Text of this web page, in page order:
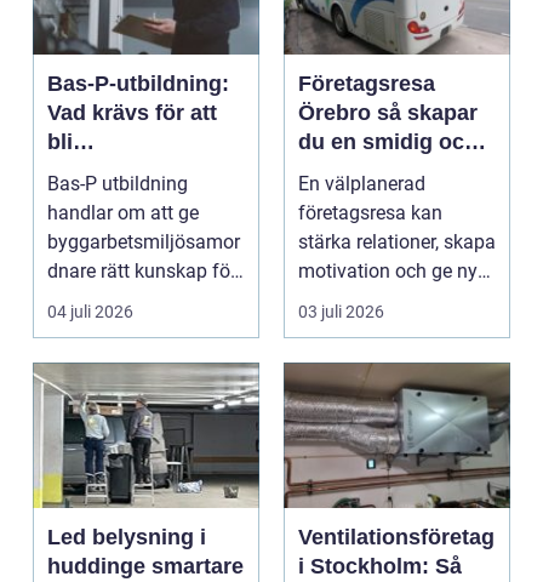
Bas-P-utbildning:
Vad krävs för att
bli
byggarbetsmiljösa
mordnare?
Bas-P utbildning
handlar om att ge
byggarbetsmiljösamor
dnare rätt kunskap för
att pla...
04 juli 2026
Företagsresa
Örebro så skapar
du en smidig och
minnesvärd resa
för hela teamet
En välplanerad
företagsresa kan
stärka relationer, skapa
motivation och ge ny
energi till både chefe...
03 juli 2026
Led belysning i
huddinge smartare
Ventilationsföretag
i Stockholm: Så